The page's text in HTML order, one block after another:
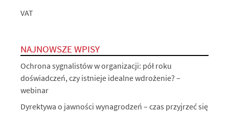
VAT
NAJNOWSZE WPISY
Ochrona sygnalistów w organizacji: pół roku
doświadczeń, czy istnieje idealne wdrożenie? –
webinar
Dyrektywa o jawności wynagrodzeń – czas przyjrzeć się